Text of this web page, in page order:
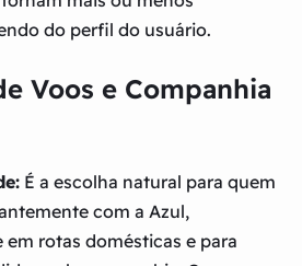
do perfil do usuário.
Voos e Companhia
É a escolha natural para quem
com a Azul,
em rotas domésticas e para